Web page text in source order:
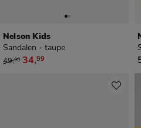
Nelson Kids
Sandalen - taupe
van € 49,99 voor € 34,99
49,99 34,99